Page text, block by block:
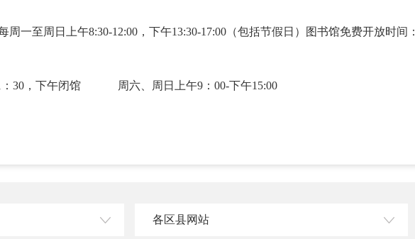
周一至周日上午8:30-12:00，下午13:30-17:00（包括节假日）图书馆免费开放时
30，下午闭馆 周六、周日上午9：00-下午15:00
各区县网站